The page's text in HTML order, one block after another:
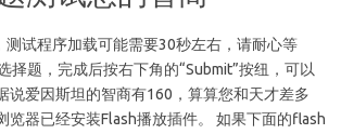
测试程序加载可能需要30秒左右，请耐心等
择题，完成后按右下角的“Submit”按纽，可以
说爱因斯坦的智商有160，算算您和天才差多
览器已经安装Flash播放插件。 如果下面的flash